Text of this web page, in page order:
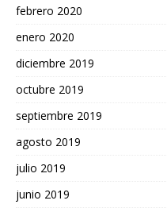
febrero 2020
enero 2020
diciembre 2019
octubre 2019
septiembre 2019
agosto 2019
julio 2019
junio 2019